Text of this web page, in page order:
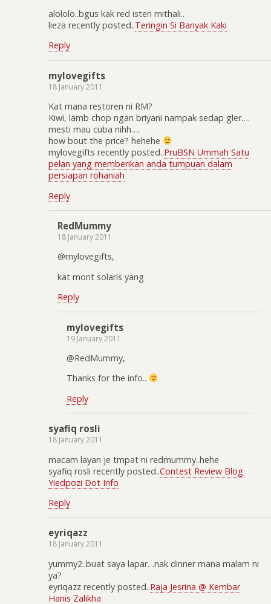
alololo..bgus kak red isteri mithali..
lieza recently posted..Teringin Si Banyak Kaki
Reply
mylovegifts
18 January 2011
Kat mana restoren ni RM?
Kiwi, lamb chop ngan briyani nampak sedap gler….
mesti mau cuba nihh….
how bout the price? hehehe
mylovegifts recently posted..PruBSN Ummah Satu
pelan yang memberikan anda tumpuan dalam
persiapan rohaniah
Reply
RedMummy
18 January 2011
@mylovegifts,
kat mont solaris yang
Reply
mylovegifts
19 January 2011
@RedMummy,
Thanks for the info..
Reply
syafiq rosli
18 January 2011
macam layan je tmpat ni redmummy..hehe
syafiq rosli recently posted..Contest Review Blog
Yiedpozi Dot Info
Reply
eyriqazz
18 January 2011
yummy2..buat saya lapar…nak dinner mana malam ni
ya?
eyriqazz recently posted..Raja Jesrina @ Kembar
Hanis Zalikha